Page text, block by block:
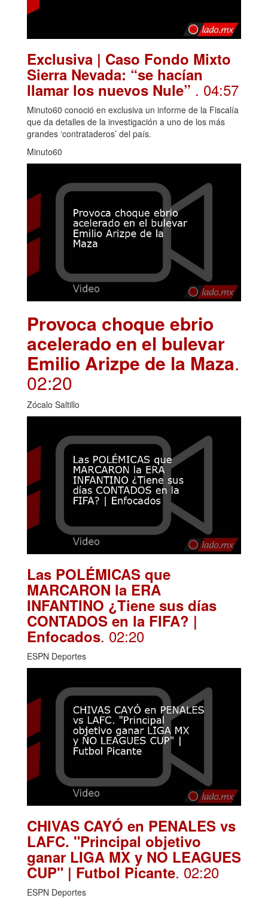
Exclusiva | Caso Fondo Mixto
Sierra Nevada: “se hacían
llamar los nuevos Nule” . 04:57
Minuto60 conoció en exclusiva un informe de la Fiscalía
que da detalles de la investigación a uno de los más
grandes ‘contrataderos’ del país.
Minuto60
Provoca choque ebrio
acelerado en el bulevar
Emilio Arizpe de la Maza.
02:20
Zócalo Saltillo
Las POLÉMICAS que
MARCARON la ERA
INFANTINO ¿Tiene sus días
CONTADOS en la FIFA? |
Enfocados. 02:20
ESPN Deportes
CHIVAS CAYÓ en PENALES vs
LAFC. "Principal objetivo
ganar LIGA MX y NO LEAGUES
CUP" | Futbol Picante. 02:20
ESPN Deportes